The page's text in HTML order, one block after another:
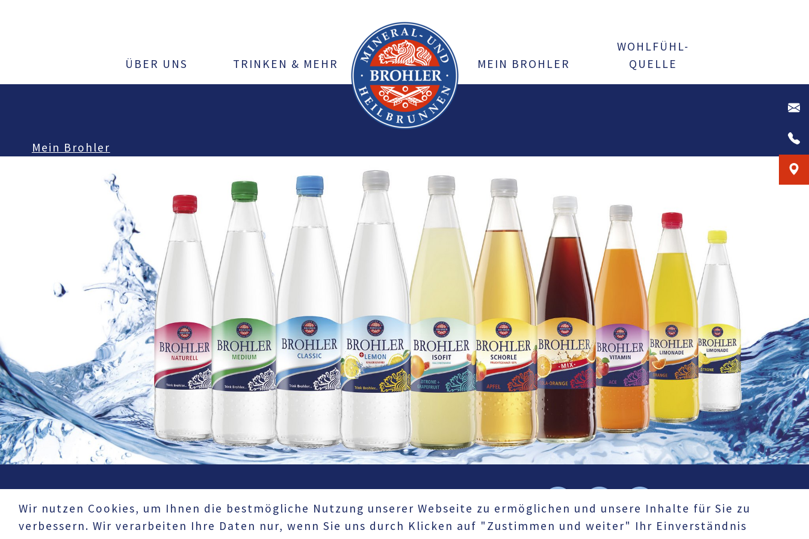
ÜBER UNS TRINKEN & MEHR MEIN BROHLER
WOHLFÜHL-
QUELLE
Mein Brohler
Datenschutz
Impressum
Karriere
Pressemeldungen
Downloads
Vertriebsteam
Wir nutzen Cookies, um Ihnen die bestmögliche Nutzung unserer Webseite zu ermöglichen und unsere Inhalte für Sie zu
verbessern. Wir verarbeiten Ihre Daten nur, wenn Sie uns durch Klicken auf "Zustimmen und weiter" Ihr Einverständnis